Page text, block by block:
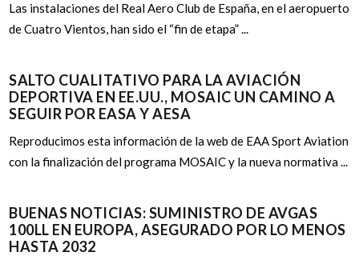
Las instalaciones del Real Aero Club de España, en el aeropuerto
de Cuatro Vientos, han sido el “fin de etapa” ...
SALTO CUALITATIVO PARA LA AVIACIÓN
DEPORTIVA EN EE.UU., MOSAIC UN CAMINO A
SEGUIR POR EASA Y AESA
Reproducimos esta información de la web de EAA Sport Aviation
con la finalización del programa MOSAIC y la nueva normativa ...
BUENAS NOTICIAS: SUMINISTRO DE AVGAS
100LL EN EUROPA, ASEGURADO POR LO MENOS
HASTA 2032